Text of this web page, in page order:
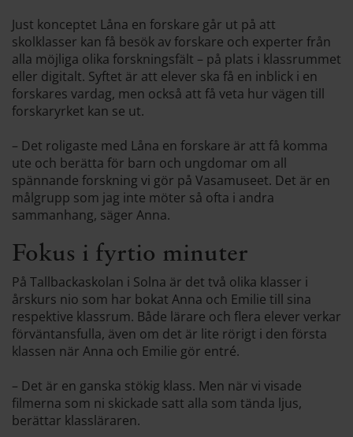
Just konceptet Låna en forskare går ut på att
skolklasser kan få besök av forskare och experter från
alla möjliga olika forskningsfält – på plats i klassrummet
eller digitalt. Syftet är att elever ska få en inblick i en
forskares vardag, men också att få veta hur vägen till
forskaryrket kan se ut.
– Det roligaste med Låna en forskare är att få komma
ute och berätta för barn och ungdomar om all
spännande forskning vi gör på Vasamuseet. Det är en
målgrupp som jag inte möter så ofta i andra
sammanhang, säger Anna.
Fokus i fyrtio minuter
På Tallbackaskolan i Solna är det två olika klasser i
årskurs nio som har bokat Anna och Emilie till sina
respektive klassrum. Både lärare och flera elever verkar
förväntansfulla, även om det är lite rörigt i den första
klassen när Anna och Emilie gör entré.
– Det är en ganska stökig klass. Men när vi visade
filmerna som ni skickade satt alla som tända ljus,
berättar klassläraren.